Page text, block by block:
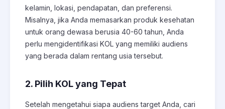
kelamin, lokasi, pendapatan, dan preferensi.
Misalnya, jika Anda memasarkan produk kesehatan
untuk orang dewasa berusia 40-60 tahun, Anda
perlu mengidentifikasi KOL yang memiliki audiens
yang berada dalam rentang usia tersebut.
2. Pilih KOL yang Tepat
Setelah mengetahui siapa audiens target Anda, cari